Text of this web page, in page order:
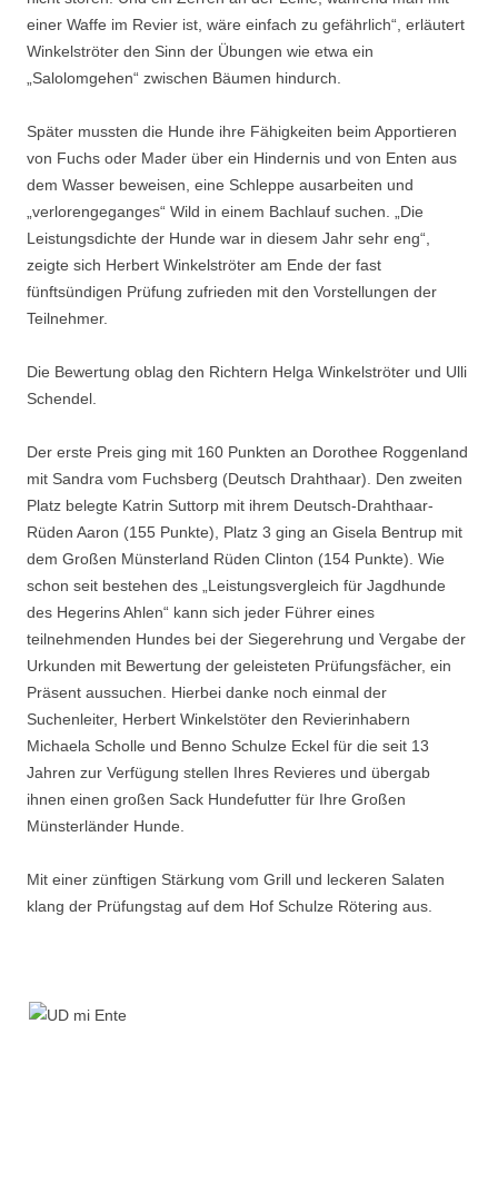
einer Waffe im Revier ist, wäre einfach zu gefährlich“, erläutert
Winkelströter den Sinn der Übungen wie etwa ein
„Salolomgehen“ zwischen Bäumen hindurch.
Später mussten die Hunde ihre Fähigkeiten beim Apportieren
von Fuchs oder Mader über ein Hindernis und von Enten aus
dem Wasser beweisen, eine Schleppe ausarbeiten und
„verlorengeganges“ Wild in einem Bachlauf suchen. „Die
Leistungsdichte der Hunde war in diesem Jahr sehr eng“,
zeigte sich Herbert Winkelströter am Ende der fast
fünftsündigen Prüfung zufrieden mit den Vorstellungen der
Teilnehmer.
Die Bewertung oblag den Richtern Helga Winkelströter und Ulli
Schendel.
Der erste Preis ging mit 160 Punkten an Dorothee Roggenland
mit Sandra vom Fuchsberg (Deutsch Drahthaar). Den zweiten
Platz belegte Katrin Suttorp mit ihrem Deutsch-Drahthaar-
Rüden Aaron (155 Punkte), Platz 3 ging an Gisela Bentrup mit
dem Großen Münsterland Rüden Clinton (154 Punkte). Wie
schon seit bestehen des „Leistungsvergleich für Jagdhunde
des Hegerins Ahlen“ kann sich jeder Führer eines
teilnehmenden Hundes bei der Siegerehrung und Vergabe der
Urkunden mit Bewertung der geleisteten Prüfungsfächer, ein
Präsent aussuchen. Hierbei danke noch einmal der
Suchenleiter, Herbert Winkelstöter den Revierinhabern
Michaela Scholle und Benno Schulze Eckel für die seit 13
Jahren zur Verfügung stellen Ihres Revieres und übergab
ihnen einen großen Sack Hundefutter für Ihre Großen
Münsterländer Hunde.
Mit einer zünftigen Stärkung vom Grill und leckeren Salaten
klang der Prüfungstag auf dem Hof Schulze Rötering aus.